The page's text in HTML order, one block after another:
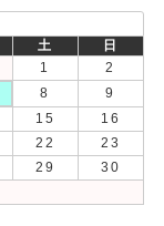
土
日
1
2
8
9
15
16
22
23
29
30